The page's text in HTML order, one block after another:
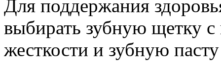
Для поддержания
выбирать зубную щетку
жесткости и зубную